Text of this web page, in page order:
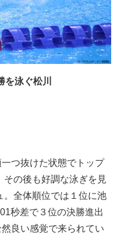
泳ぐ松川
つ抜けた状態でトップ
その後も好調な泳ぎを見
。全体順位では１位に池
秒差で３位の決勝進出
良い感覚で来られてい